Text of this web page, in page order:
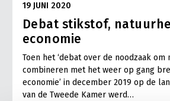
19 JUNI 2020
Debat stikstof,
economie
Toen het ‘debat over de noodzaak
combineren met het weer op gang
economie’ in december 2019 op de
van de Tweede Kamer werd…